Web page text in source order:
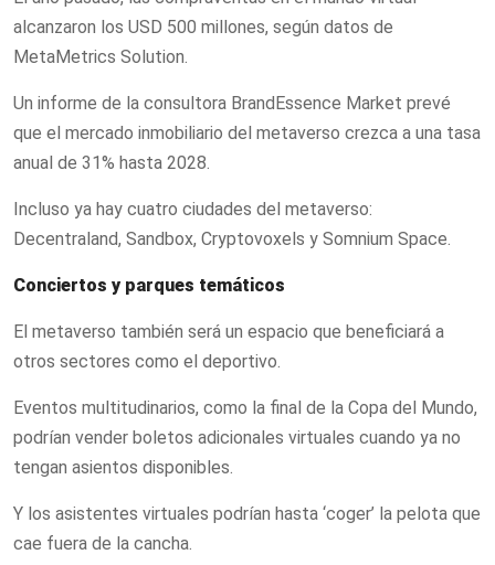
alcanzaron los USD 500 millones, según datos de
MetaMetrics Solution.
Un informe de la consultora BrandEssence Market prevé
que el mercado inmobiliario del metaverso crezca a una tasa
anual de 31% hasta 2028.
Incluso ya hay cuatro ciudades del metaverso:
Decentraland, Sandbox, Cryptovoxels y Somnium Space.
Conciertos y parques temáticos
El metaverso también será un espacio que beneficiará a
otros sectores como el deportivo.
Eventos multitudinarios, como la final de la Copa del Mundo,
podrían vender boletos adicionales virtuales cuando ya no
tengan asientos disponibles.
Y los asistentes virtuales podrían hasta ‘coger’ la pelota que
cae fuera de la cancha.